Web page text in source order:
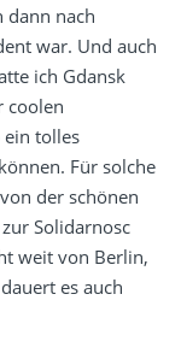
dann nach
war. Und auch
ich Gdansk
coolen
ein tolles
Für solche
der schönen
Solidarnosc
weit von Berlin,
es auch